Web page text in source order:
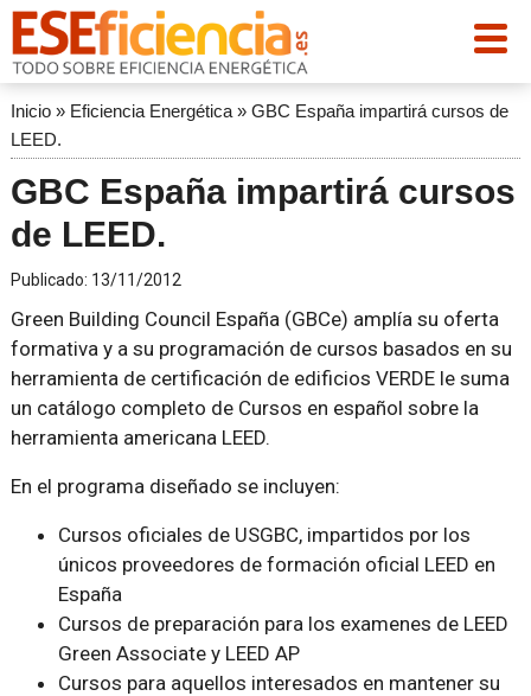
Inicio» Eficiencia Energética» GBC España impartirá cursos de
LEED.
GBC España impartirá cursos
de LEED.
Publicado: 13/11/2012
Green Building Council España (GBCe) amplía su oferta
formativa y a su programación de cursos basados en su
herramienta de certificación de edificios VERDE le suma
un catálogo completo de Cursos en español sobre la
herramienta americana LEED.
En el programa diseñado se incluyen:
Cursos oficiales de USGBC, impartidos por los
únicos proveedores de formación oficial LEED en
España
Cursos de preparación para los examenes de LEED
Green Associate y LEED AP
Cursos para aquellos interesados en mantener su